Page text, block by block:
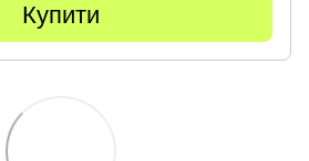
Купити